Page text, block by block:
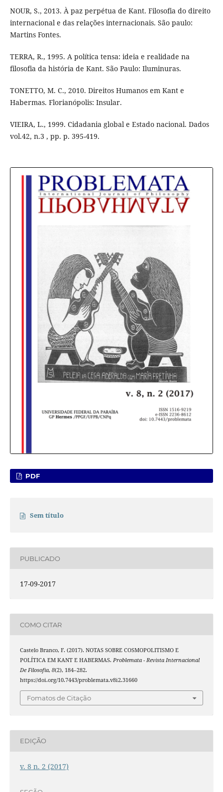
NOUR, S., 2013. À paz perpétua de Kant. Filosofia do direito
internacional e das relações internacionais. São paulo:
Martins Fontes.
TERRA, R., 1995. A política tensa: ideia e realidade na
filosofia da história de Kant. São Paulo: Iluminuras.
TONETTO, M. C., 2010. Direitos Humanos em Kant e
Habermas. Florianópolis: Insular.
VIEIRA, L., 1999. Cidadania global e Estado nacional. Dados
vol.42, n.3 , pp. p. 395-419.
PDF
Sem título
PUBLICADO
17-09-2017
COMO CITAR
Castelo Branco, F. (2017). NOTAS SOBRE COSMOPOLITISMO E
POLÍTICA EM KANT E HABERMAS. Problemata - Revista Internacional
De Filosofia, 8(2), 184–282.
https://doi.org/10.7443/problemata.v8i2.31660
Fomatos de Citação
EDIÇÃO
v. 8 n. 2 (2017)